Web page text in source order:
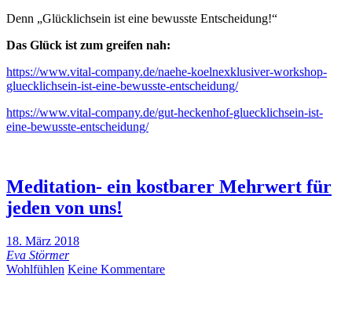
Denn „Glücklichsein ist eine bewusste Entscheidung!“
Das Glück ist zum greifen nah:
https://www.vital-company.de/naehe-koelnexklusiver-workshop-
gluecklichsein-ist-eine-bewusste-entscheidung/
https://www.vital-company.de/gut-heckenhof-gluecklichsein-ist-
eine-bewusste-entscheidung/
Meditation- ein kostbarer Mehrwert für
jeden von uns!
18. März 2018
Eva Störmer
Wohlfühlen Keine Kommentare